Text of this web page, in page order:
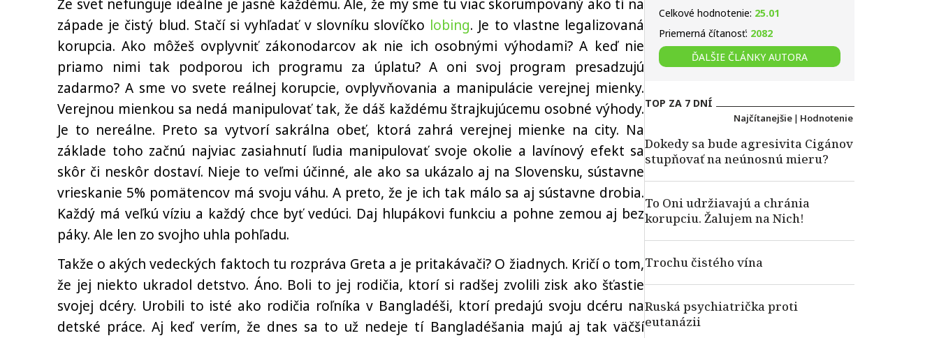
Že svet nefunguje ideálne je jasné každému. Ale, že my sme tu viac skorumpovaný ako tí na
západe je čistý blud. Stačí si vyhľadať v slovníku slovíčko lobing. Je to vlastne legalizovaná
korupcia. Ako môžeš ovplyvniť zákonodarcov ak nie ich osobnými výhodami? A keď nie
priamo nimi tak podporou ich programu za úplatu? A oni svoj program presadzujú
zadarmo? A sme vo svete reálnej korupcie, ovplyvňovania a manipulácie verejnej mienky.
Verejnou mienkou sa nedá manipulovať tak, že dáš každému štrajkujúcemu osobné výhody.
Je to nereálne. Preto sa vytvorí sakrálna obeť, ktorá zahrá verejnej mienke na city. Na
základe toho začnú najviac zasiahnutí ľudia manipulovať svoje okolie a lavínový efekt sa
skôr či neskôr dostaví. Nieje to veľmi účinné, ale ako sa ukázalo aj na Slovensku, sústavne
vrieskanie 5% pomätencov má svoju váhu. A preto, že je ich tak málo sa aj sústavne drobia.
Každý má veľkú víziu a každý chce byť vedúci. Daj hlupákovi funkciu a pohne zemou aj bez
páky. Ale len zo svojho uhla pohľadu.
Takže o akých vedeckých faktoch tu rozpráva Greta a je pritakávači? O žiadnych. Kričí o tom,
že jej niekto ukradol detstvo. Áno. Boli to jej rodičia, ktorí si radšej zvolili zisk ako šťastie
svojej dcéry. Urobili to isté ako rodičia roľníka v Bangladéši, ktorí predajú svoju dcéru na
detské práce. Aj keď verím, že dnes sa to už nedeje tí Bangladéšania majú aj tak väčší
Celkové hodnotenie: 25.01
Priemerná čítanosť: 2082
ĎALŠIE ČLÁNKY AUTORA
TOP ZA 7 DNÍ
Najčítanejšie | Hodnotenie
Dokedy sa bude agresivita Cigánov
stupňovať na neúnosnú mieru?
To Oni udržiavajú a chránia
korupciu. Žalujem na Nich!
Trochu čistého vína
Ruská psychiatrička proti
eutanázii